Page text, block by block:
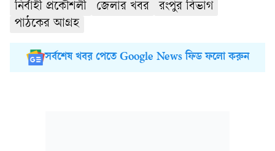
নির্বাহী প্রকৌশলী
জেলার খবর
রংপুর বিভাগ
পাঠকের আগ্রহ
সর্বশেষ খবর পেতে Google News ফিড ফলো করুন